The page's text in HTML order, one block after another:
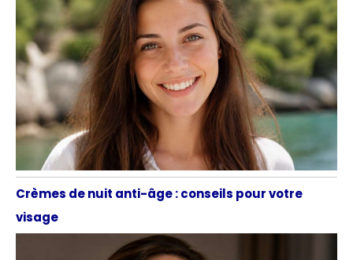
Crèmes de nuit anti-âge : conseils pour votre
visage